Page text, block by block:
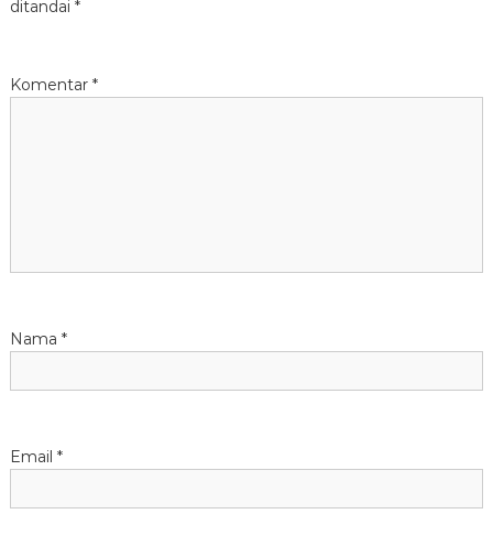
s
s
ditandai *
Komentar *
Nama *
Email *